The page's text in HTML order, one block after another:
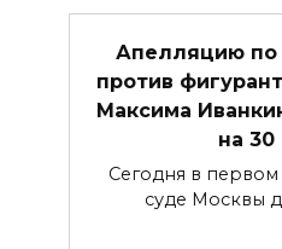
Апелляцию по
против
Максима
на 30
Сегодня в
суде Москвы